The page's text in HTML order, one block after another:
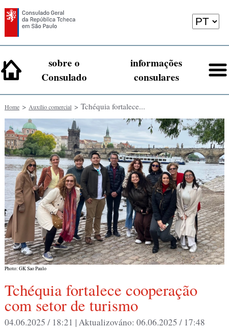
sobre o
Consulado
informações
consulares
Home> Auxílio comercial> Tchéquia fortalece...
Photo: GK Sao Paulo
Tchéquia fortalece cooperação
com setor de turismo
04.06.2025 / 18:21 |Aktualizováno: 06.06.2025 / 17:48